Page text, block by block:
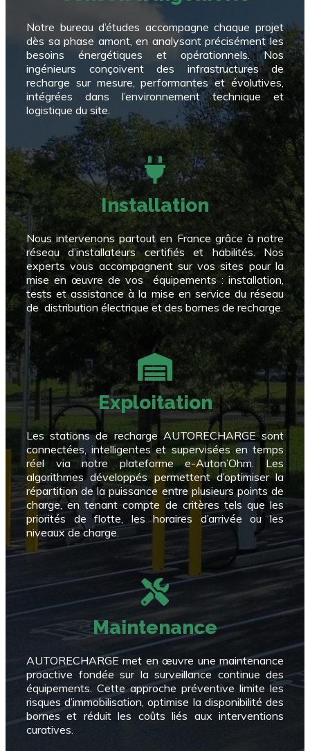
Notre bureau d’études accompagne chaque projet
dès sa phase amont, en analysant précisément les
besoins énergétiques et opérationnels. Nos
ingénieurs conçoivent des infrastructures de
recharge sur mesure, performantes et évolutives,
intégrées dans l’environnement technique et
logistique du site.
Installation
Nous intervenons partout en France grâce à notre
réseau d’installateurs certifiés et habilités. Nos
experts vous accompagnent sur vos sites pour la
mise en œuvre de vos équipements : installation,
tests et assistance à la mise en service du réseau
de distribution électrique et des bornes de recharge.
Exploitation
Les stations de recharge AUTORECHARGE sont
connectées, intelligentes et supervisées en temps
réel via notre plateforme e-Auton’Ohm. Les
algorithmes développés permettent d’optimiser la
répartition de la puissance entre plusieurs points de
charge, en tenant compte de critères tels que les
priorités de flotte, les horaires d’arrivée ou les
niveaux de charge.
Maintenance
AUTORECHARGE met en œuvre une maintenance
proactive fondée sur la surveillance continue des
équipements. Cette approche préventive limite les
risques d’immobilisation, optimise la disponibilité des
bornes et réduit les coûts liés aux interventions
curatives.